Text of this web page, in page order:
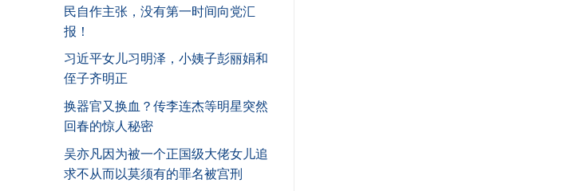
民自作主张，没有第一时间向党汇
报！
习近平女儿习明泽，小姨子彭丽娟和
侄子齐明正
换器官又换血？传李连杰等明星突然
回春的惊人秘密
吴亦凡因为被一个正国级大佬女儿追
求不从而以莫须有的罪名被宫刑